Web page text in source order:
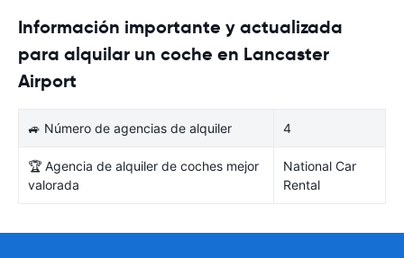
Información importante y actualizada
para alquilar un coche en Lancaster
Airport
🚙 Número de agencias de alquiler 4
🏆 Agencia de alquiler de coches mejor
valorada
National Car
Rental